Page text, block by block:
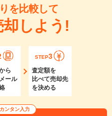
を比較して
しよう!
ら
ール
STEP3
査定額を
比べて売却先
を決める
ンタン入力